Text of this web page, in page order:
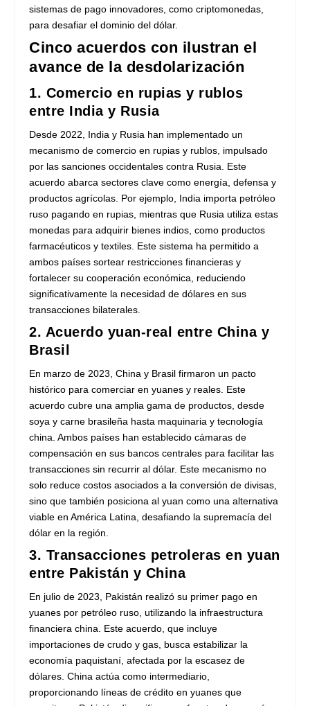
sistemas de pago innovadores, como criptomonedas,
para desafiar el dominio del dólar.
Cinco acuerdos con ilustran el
avance de la desdolarización
1. Comercio en rupias y rublos
entre India y Rusia
Desde 2022, India y Rusia han implementado un
mecanismo de comercio en rupias y rublos, impulsado
por las sanciones occidentales contra Rusia. Este
acuerdo abarca sectores clave como energía, defensa y
productos agrícolas. Por ejemplo, India importa petróleo
ruso pagando en rupias, mientras que Rusia utiliza estas
monedas para adquirir bienes indios, como productos
farmacéuticos y textiles. Este sistema ha permitido a
ambos países sortear restricciones financieras y
fortalecer su cooperación económica, reduciendo
significativamente la necesidad de dólares en sus
transacciones bilaterales.
2. Acuerdo yuan-real entre China y
Brasil
En marzo de 2023, China y Brasil firmaron un pacto
histórico para comerciar en yuanes y reales. Este
acuerdo cubre una amplia gama de productos, desde
soya y carne brasileña hasta maquinaria y tecnología
china. Ambos países han establecido cámaras de
compensación en sus bancos centrales para facilitar las
transacciones sin recurrir al dólar. Este mecanismo no
solo reduce costos asociados a la conversión de divisas,
sino que también posiciona al yuan como una alternativa
viable en América Latina, desafiando la supremacía del
dólar en la región.
3. Transacciones petroleras en yuan
entre Pakistán y China
En julio de 2023, Pakistán realizó su primer pago en
yuanes por petróleo ruso, utilizando la infraestructura
financiera china. Este acuerdo, que incluye
importaciones de crudo y gas, busca estabilizar la
economía paquistaní, afectada por la escasez de
dólares. China actúa como intermediario,
proporcionando líneas de crédito en yuanes que